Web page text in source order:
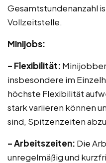
Gesamtstundenanzahl
Vollzeitstelle.
Minijobs:
– Flexibilität:
insbesondere im
höchste Flexibilität
stark variieren können
sind, Spitzenzeiten
– Arbeitszeiten: Die
unregelmäßig und